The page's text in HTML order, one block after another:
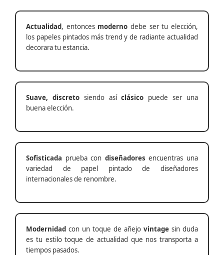
Actualidad, entonces moderno debe ser tu elección,
los papeles pintados más trend y de radiante actualidad
decorara tu estancia.
Suave, discretosiendo asíclásico puede ser una
buena elección.
Sofisticada prueba con diseñadores encuentras una
variedad de papel pintado de diseñadores
internacionales de renombre.
Modernidad con un toque de añejo vintage sin duda
es tu estilo toque de actualidad que nos transporta a
tiempos pasados.